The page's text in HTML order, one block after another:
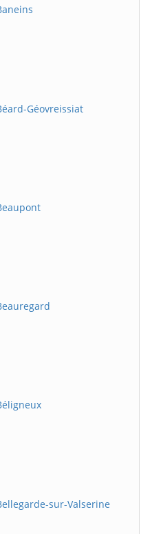
Géovreissiat
sur-Valserine